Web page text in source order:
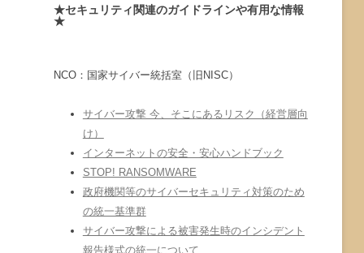
★セキュリティ関連のガイドラインや有用な情報
★
NCO：国家サイバー統括室（旧NISC）
サイバー攻撃 今、そこにあるリスク（経営層向
け）
インターネットの安全・安心ハンドブック
STOP! RANSOMWARE
政府機関等のサイバーセキュリティ対策のため
の統一基準群
サイバー攻撃による被害発生時のインシデント
報告様式の統一について